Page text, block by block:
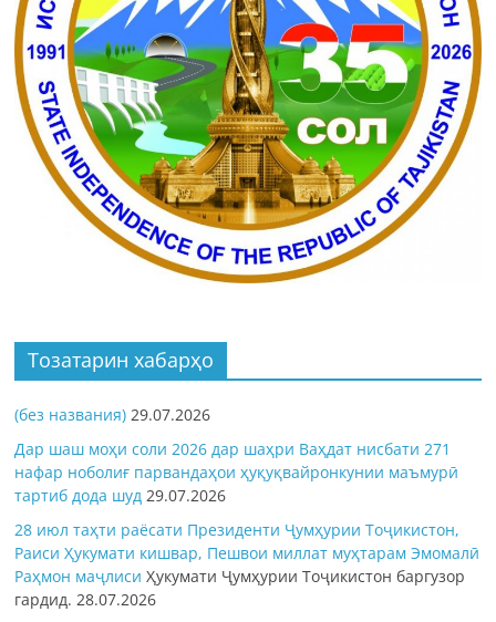
Тозатарин хабарҳо
(без названия) 29.07.2026
Дар шаш моҳи соли 2026 дар шаҳри Ваҳдат нисбати 271
нафар ноболиғ парвандаҳои ҳуқуқвайронкунии маъмурӣ
тартиб дода шуд 29.07.2026
28 июл таҳти раёсати Президенти Ҷумҳурии Тоҷикистон,
Раиси Ҳукумати кишвар, Пешвои миллат муҳтарам Эмомалӣ
Раҳмон маҷлисиҲукумати Ҷумҳурии Тоҷикистон баргузор
гардид.28.07.2026